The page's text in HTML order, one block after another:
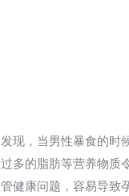
现，当男性暴食的时
多的脂肪等营养物质
健康问题，容易导致